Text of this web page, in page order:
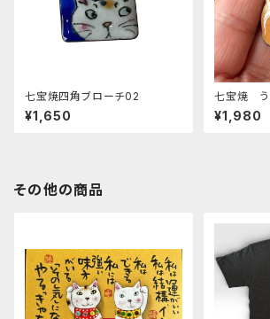
七宝焼四角ブローチ02
¥1,650
七宝焼 う
¥1,980
その他の商品